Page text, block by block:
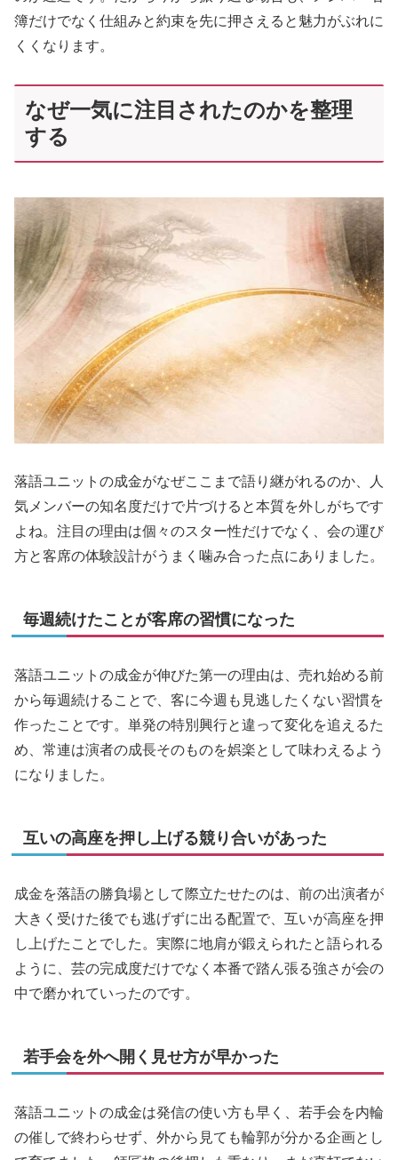
簿だけでなく仕組みと約束を先に押さえると魅力がぶれに
くくなります。
なぜ一気に注目されたのかを整理
する
落語ユニットの成金がなぜここまで語り継がれるのか、人
気メンバーの知名度だけで片づけると本質を外しがちです
よね。注目の理由は個々のスター性だけでなく、会の運び
方と客席の体験設計がうまく噛み合った点にありました。
毎週続けたことが客席の習慣になった
落語ユニットの成金が伸びた第一の理由は、売れ始める前
から毎週続けることで、客に今週も見逃したくない習慣を
作ったことです。単発の特別興行と違って変化を追えるた
め、常連は演者の成長そのものを娯楽として味わえるよう
になりました。
互いの高座を押し上げる競り合いがあった
成金を落語の勝負場として際立たせたのは、前の出演者が
大きく受けた後でも逃げずに出る配置で、互いが高座を押
し上げたことでした。実際に地肩が鍛えられたと語られる
ように、芸の完成度だけでなく本番で踏ん張る強さが会の
中で磨かれていったのです。
若手会を外へ開く見せ方が早かった
落語ユニットの成金は発信の使い方も早く、若手会を内輪
の催しで終わらせず、外から見ても輪郭が分かる企画とし